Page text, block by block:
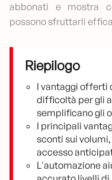
abbonati e mostra
possono sfruttarli
Riepilogo
I vantaggi offerti
difficoltà per gli
semplificano gli
I principali
sconti sui
accesso
L'automazione